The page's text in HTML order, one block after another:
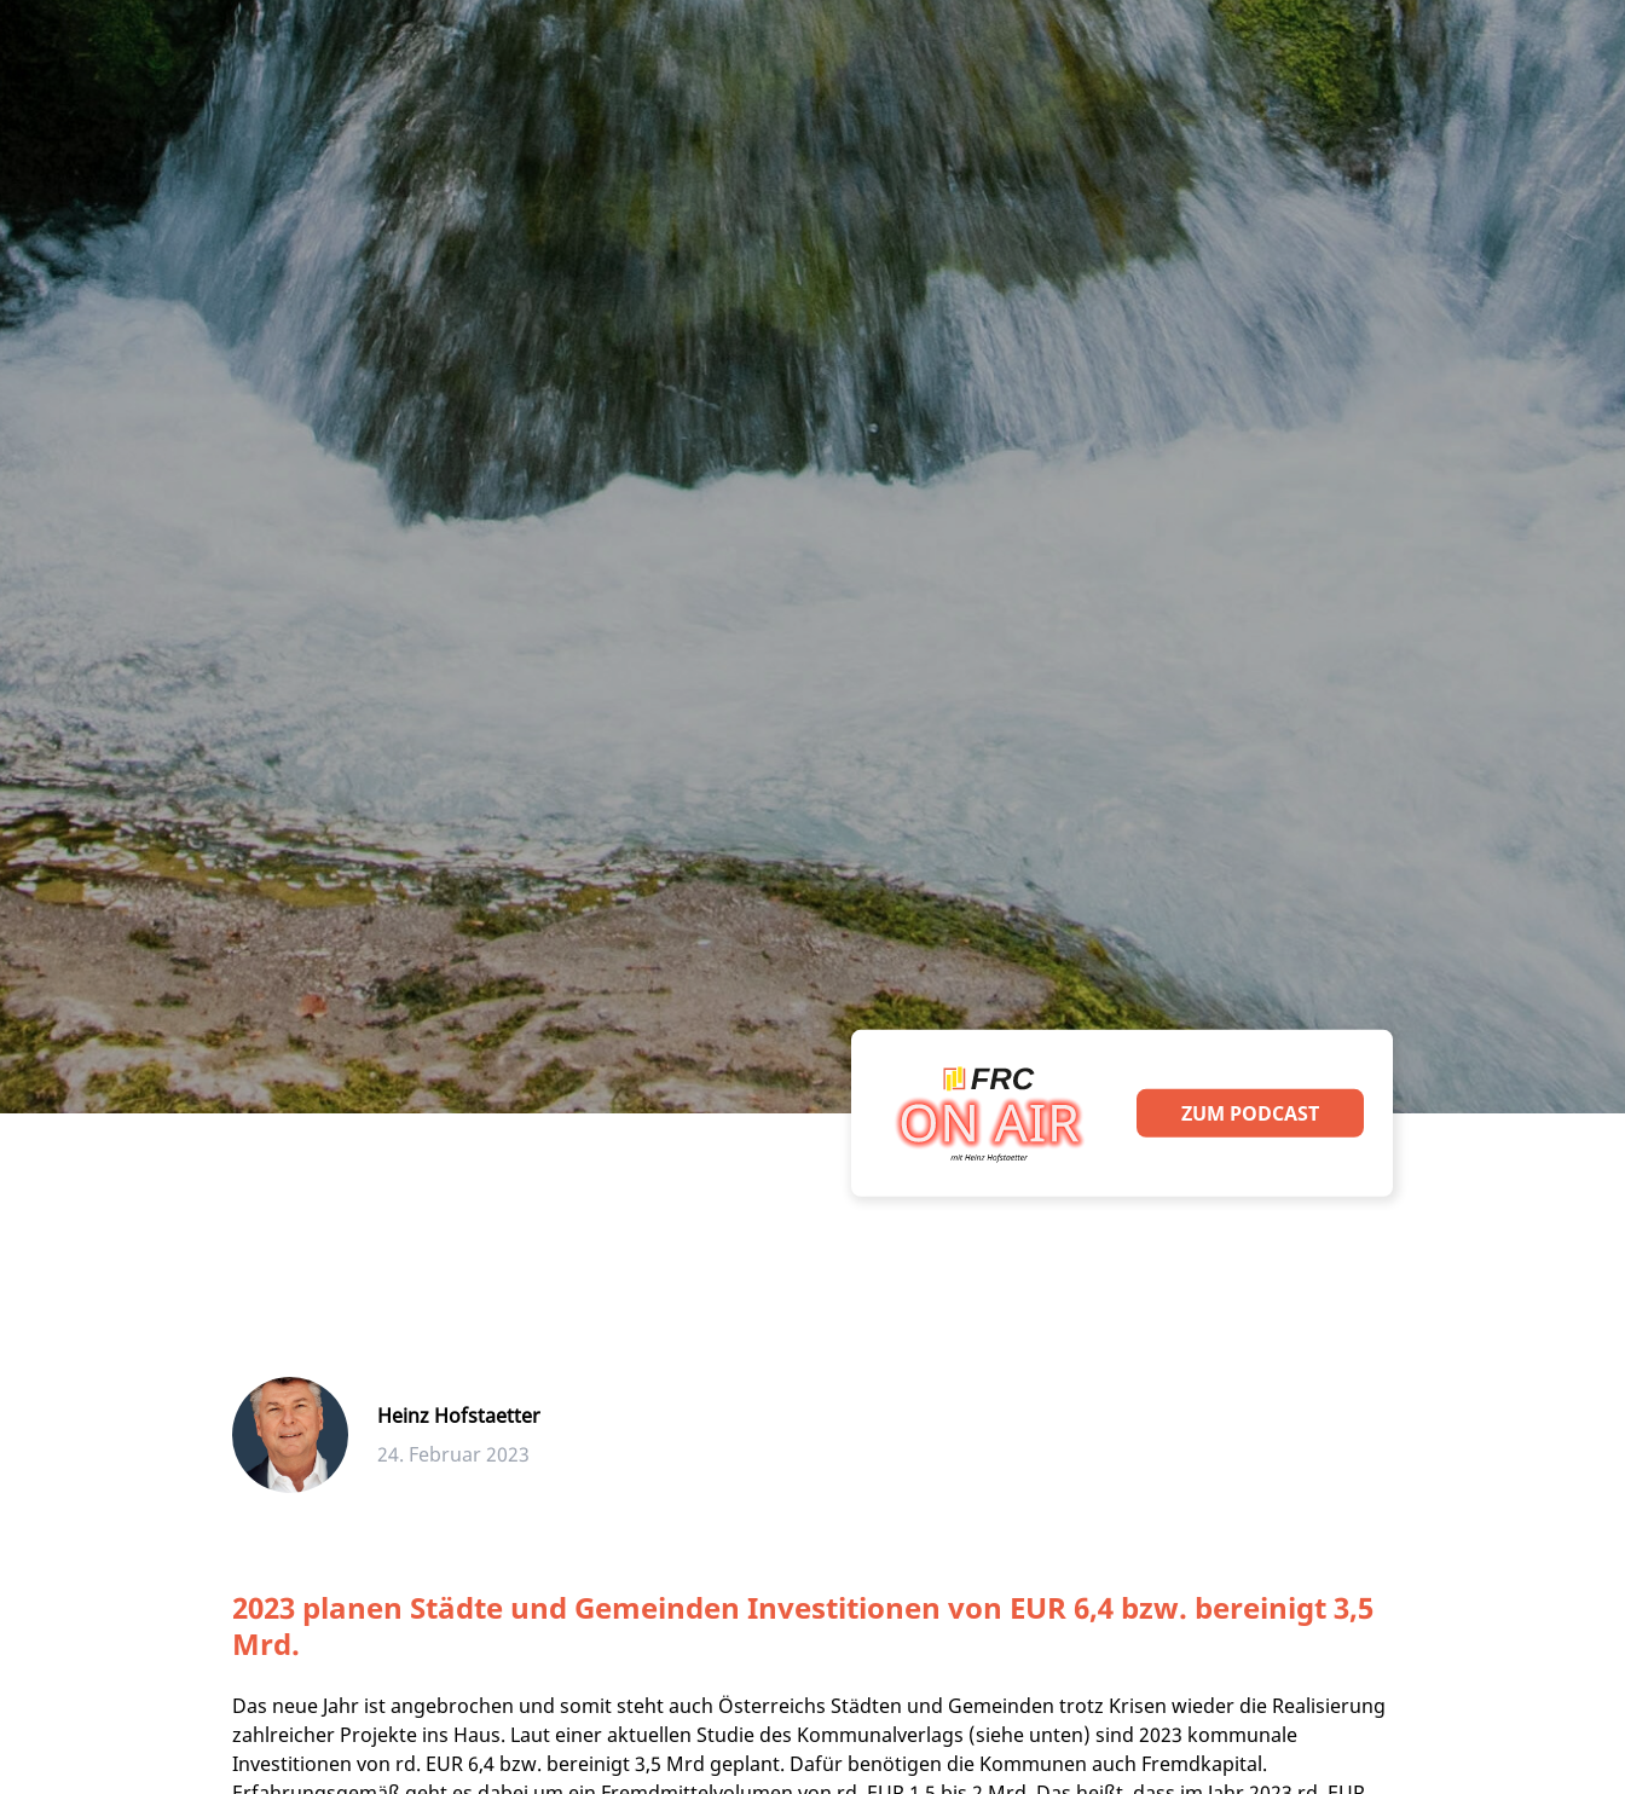
ZUM PODCAST
Heinz Hofstaetter
24. Februar 2023
2023 planen Städte und Gemeinden Investitionen von EUR 6,4 bzw. bereinigt 3,5
Mrd.
Das neue Jahr ist angebrochen und somit steht auch Österreichs Städten und Gemeinden trotz Krisen wieder die Realisierung
zahlreicher Projekte ins Haus. Laut einer aktuellen Studie des Kommunalverlags (siehe unten) sind 2023 kommunale
Investitionen von rd. EUR 6,4 bzw. bereinigt 3,5 Mrd geplant. Dafür benötigen die Kommunen auch Fremdkapital.